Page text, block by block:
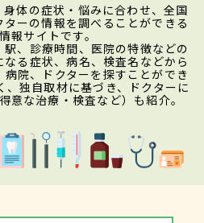
身体の症状・悩みに合わせ、全国
ーの情報を調べることができる
報サイトです。
、診療時間、医院の特徴などの
る症状、病名、検査名などから
院、ドクターを探すことができ
、独自取材に基づき、ドクターに
意な治療・検査など）も紹介。